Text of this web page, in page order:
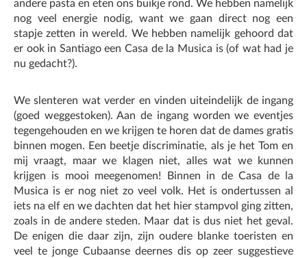
andere pasta en eten ons buikje rond. We hebben namelijk
nog veel energie nodig, want we gaan direct nog een
stapje zetten in wereld. We hebben namelijk gehoord dat
er ook in Santiago een Casa de la Musica is (of wat had je
nu gedacht?).
We slenteren wat verder en vinden uiteindelijk de ingang
(goed weggestoken). Aan de ingang worden we eventjes
tegengehouden en we krijgen te horen dat de dames gratis
binnen mogen. Een beetje discriminatie, als je het Tom en
mij vraagt, maar we klagen niet, alles wat we kunnen
krijgen is mooi meegenomen! Binnen in de Casa de la
Musica is er nog niet zo veel volk. Het is ondertussen al
iets na elf en we dachten dat het hier stampvol ging zitten,
zoals in de andere steden. Maar dat is dus niet het geval.
De enigen die daar zijn, zijn oudere blanke toeristen en
veel te jonge Cubaanse deernes dis op zeer suggestieve